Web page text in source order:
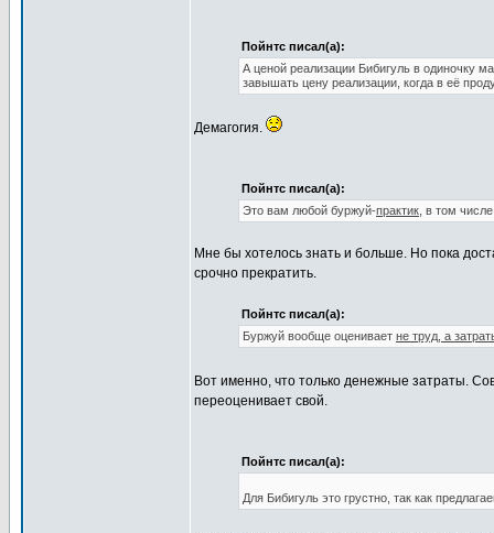
Пойнтс писал(а):
А ценой реализации Бибигуль в одиночку
завышать цену реализации, когда в её
Демагогия.
Пойнтс писал(а):
Это вам любой буржуй-практик , в том
Мне бы хотелось знать и больше. Но пока
срочно прекратить.
Пойнтс писал(а):
Буржуй вообще оценивает не труд, а
Вот именно, что только денежные затраты.
переоценивает свой.
Пойнтс писал(а):
Для Бибигуль это грустно, так как